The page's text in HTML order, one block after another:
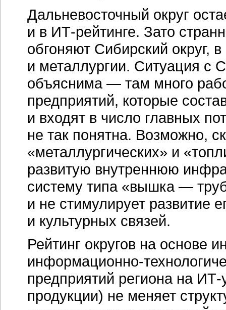
Дальневосточный округ
и в ИТ-рейтинге. Зато
обгоняют Сибирский округ,
и металлургии. Ситуация
объяснима — там много
предприятий, которые
и входят в число главных
не так понятна. Возможно,
«металлургических» и
развитую внутреннюю
систему типа «вышка —
и не стимулирует развитие
и культурных связей.
Рейтинг округов на основе
информационно-
предприятий региона на ИТ-
продукции) не меняет